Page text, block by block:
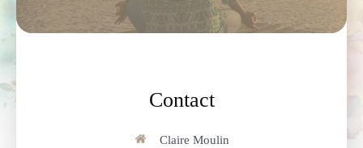
Contact
Claire Moulin